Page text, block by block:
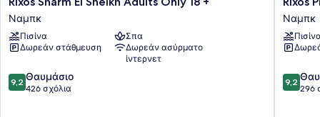
Sharm
El
Sheikh
Adults
18
+
Ναμπκ
Πισίνα
Σπα
Δωρεάν στάθμευση
Δωρεάν ασύρματο
ίντερνετ
9.2
στα
9,2 Θαυμάσιο
426 σχόλια
Seagate
Ναμπκ
Ναμπκ
9.2
στα
9,2
296